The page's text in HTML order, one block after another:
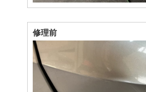
修理前